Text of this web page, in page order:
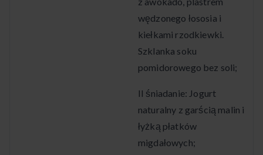
wędzonego łososia i
kiełkami rzodkiewki.
Szklanka soku
pomidorowego bez soli;
II śniadanie: Jogurt
naturalny z garścią malin i
łyżką płatków
migdałowych;